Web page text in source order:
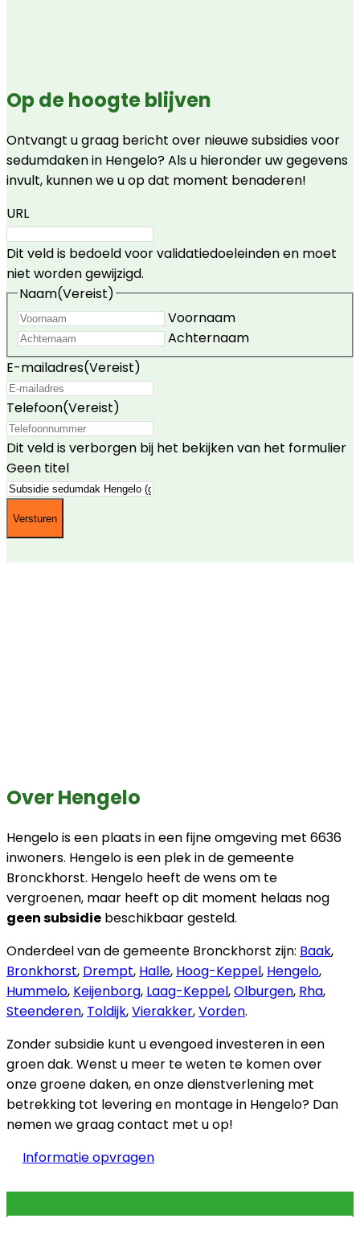
Op de hoogte blijven
Ontvangt u graag bericht over nieuwe subsidies voor
sedumdaken in Hengelo? Als u hieronder uw gegevens
invult, kunnen we u op dat moment benaderen!
URL
Dit veld is bedoeld voor validatiedoeleinden en moet
niet worden gewijzigd.
Naam(Vereist)
Voornaam
Achternaam
E-mailadres(Vereist)
Telefoon(Vereist)
Dit veld is verborgen bij het bekijken van het formulier
Geen titel
Over Hengelo
Hengelo is een plaats in een fijne omgeving met 6636
inwoners. Hengelo is een plek in de gemeente
Bronckhorst. Hengelo heeft de wens om te
vergroenen, maar heeft op dit moment helaas nog
geen subsidie beschikbaar gesteld.
Onderdeel van de gemeente Bronckhorst zijn: Baak,
Bronkhorst, Drempt, Halle, Hoog-Keppel, Hengelo,
Hummelo, Keijenborg, Laag-Keppel,Olburgen, Rha,
Steenderen, Toldijk,Vierakker,Vorden.
Zonder subsidie kunt u evengoed investeren in een
groen dak. Wenst u meer te weten te komen over
onze groene daken, en onze dienstverlening met
betrekking tot levering en montage in Hengelo? Dan
nemen we graag contact met u op!
Informatie opvragen